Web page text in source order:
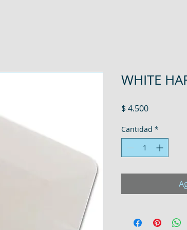
WHITE
$ 4.500Precio
Cantidad *